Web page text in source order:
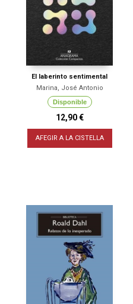
El laberinto sentimental
Marina, José Antonio
Disponible
12,90 €
AFEGIR A LA CISTELLA